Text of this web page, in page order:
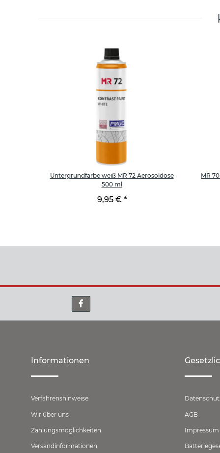
Untergrundfarbe weiß MR 72 Aerosoldose
500 ml
9,95 € *
MR
Informationen
Verfahrenshinweise
Wir über uns
Zahlungsmöglichkeiten
Versandinformationen
AGB
Impressum